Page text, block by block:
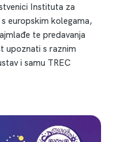
Instituta za
europskim kolegama,
te predavanja
upoznati s raznim
i samu TREC